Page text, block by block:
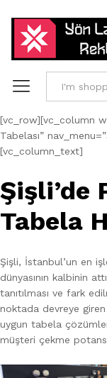
[vc_row][vc_column
Tabelası”
[vc_column_text]
Şişli’de
Tabela
Şişli, İstanbul’un en
dünyasının kalbinin
tanıtılması ve fark
noktada devreye
uygun tabela
müşteri çekme